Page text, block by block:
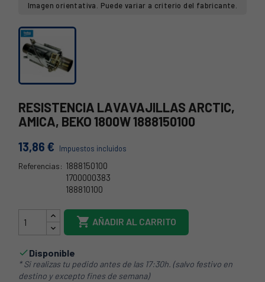
Imagen orientativa. Puede variar a criterio del fabricante.
RESISTENCIA LAVAVAJILLAS ARCTIC,
AMICA, BEKO 1800W 1888150100
13,86 € Impuestos incluidos
Referencias: 1888150100
1700000383
188810100
 AÑADIR AL CARRITO
Disponible
* Si realizas tu pedido antes de las 17:30h. (salvo festivo en
destino y excepto fines de semana)